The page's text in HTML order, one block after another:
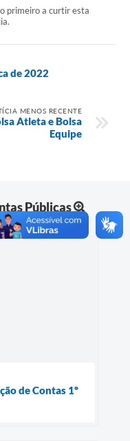
primeiro a curtir esta
de 2022
MENOS RECENTE
Atleta e Bolsa
Equipe
Públicas
de Contas 1º